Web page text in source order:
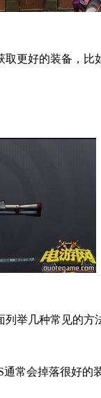
更好的装备，比
举几种常见的方
通常会掉落很好的